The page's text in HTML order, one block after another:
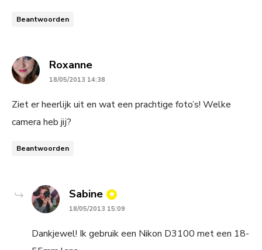
Beantwoorden
Roxannesays:
18/05/2013 14:38
Ziet er heerlijk uit en wat een prachtige foto’s! Welke
camera heb jij?
Beantwoorden
Sabine says:
18/05/2013 15:09
Dankjewel! Ik gebruik een Nikon D3100 met een 18-